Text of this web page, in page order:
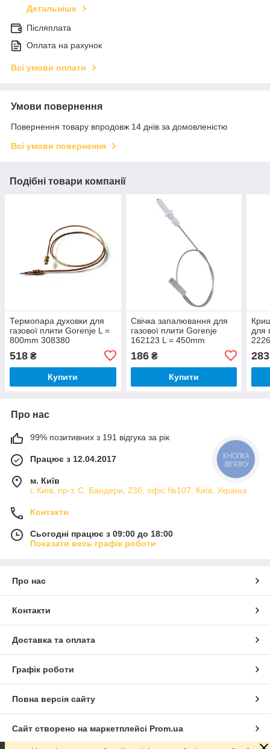
Детальніше
Післяплата
Оплата на рахунок
Всі умови оплати
Умови повернення
Повернення товару впродовж 14 днів за домовленістю
Всі умови повернення
Подібні товари компанії
Термопара духовки для
газової плити Gorenje L =
800mm 308380
518 ₴
Купити
Свічка запалювання для
газової плити Gorenje
162123 L = 450mm
186₴
Купити
для
283
Про нас
99% позитивних з 191 відгука за рік
Працює з 12.04.2017
м. Київ
г. Київ, пр-т. С. Бандери, 23б, офіс №107, Київ, Україна
Контакти
Сьогодні працює з 09:00 до 18:00
Показати весь графік роботи
Про нас
Контакти
Доставка та оплата
Графік роботи
Повна версія сайту
Сайт створено на маркетплейсі Prom.ua
КНОПКА
ЗВ'ЯЗКУ